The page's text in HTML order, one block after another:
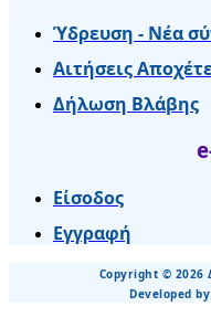
Ύδρευση - Νέα
Αιτήσεις
Δήλωση Βλάβης
Είσοδος
Εγγραφή
Copyright © 2026
Developed